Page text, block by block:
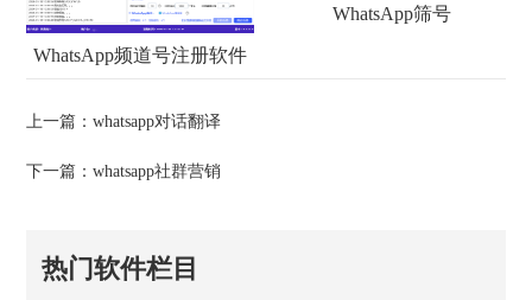
WhatsApp频道号注册软件
WhatsApp筛号
上一篇：whatsapp对话翻译
下一篇：whatsapp社群营销
热门软件栏目